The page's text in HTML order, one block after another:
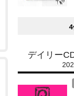
デイリー